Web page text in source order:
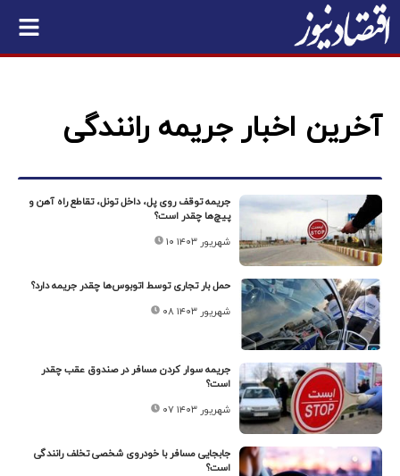
آخرین اخبار جریمه رانندگی
جریمه توقف روی پل، داخل تونل، تقاطع راه آهن و
پیچ‌ها چقدر است؟
۱۰ شهریور ۱۴۰۳
حمل بار تجاری توسط اتوبوس‌ها چقدر جریمه دارد؟
۰۸ شهریور ۱۴۰۳
جریمه سوار کردن مسافر در صندوق عقب چقدر
است؟
۰۷ شهریور ۱۴۰۳
جابجایی مسافر با خودروی شخصی تخلف رانندگی
است؟